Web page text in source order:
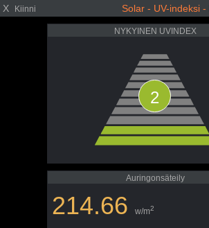
X Kiinni Solar - UV-indeksi -
NYKYINEN UVINDEX
2
Auringonsäteily
214.66 w/m2